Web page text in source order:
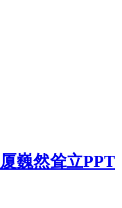
巍然耸立PPT